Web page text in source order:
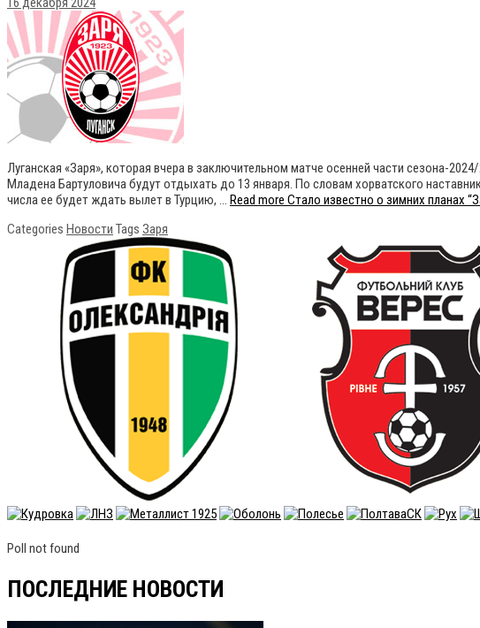
Луганская «Заря», которая вчера в заключительном матче осенней части сезона-
Младена Бартуловича будут отдыхать до 13 января. По словам хорватского
числа ее будет ждать вылет в Турцию, … Read more Стало известно о зимних планах
Categories Новости Tags Заря
Poll not found
ПОСЛЕДНИЕ НОВОСТИ